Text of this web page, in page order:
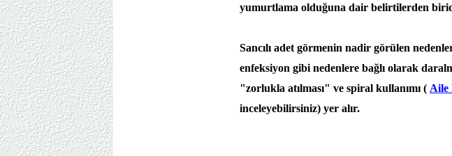
yumurtlama olduğuna dair belirtilerden
Sancılı adet görmenin nadir görülen
enfeksiyon gibi nedenlere bağlı olarak
"zorlukla atılması" ve spiral kullanımı ( Aile
inceleyebilirsiniz) yer alır.